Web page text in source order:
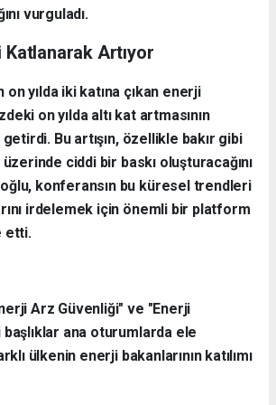
vurguladı.
Katlanarak Artıyor
yılda iki katına çıkan enerji
on yılda altı kat artmasının
Bu artışın, özellikle bakır gibi
ciddi bir baskı oluşturacağını
konferansın bu küresel trendleri
irdelemek için önemli bir platform
etti.
Arz Güvenliği" ve "Enerji
başlıklar ana oturumlarda ele
ülkenin enerji bakanlarının katılımı